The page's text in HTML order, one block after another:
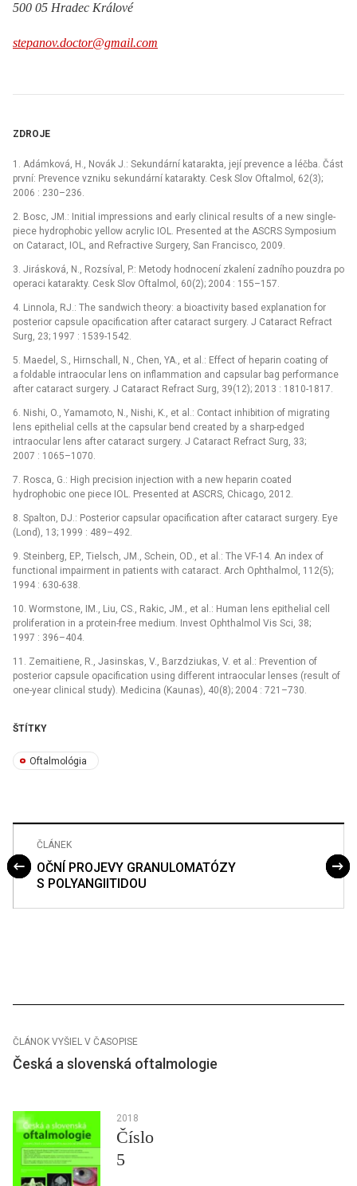
500 05 Hradec Králové
stepanov.doctor@gmail.com
ZDROJE
1. Adámková, H., Novák J.: Sekundární katarakta, její prevence a léčba. Část
první: Prevence vzniku sekundární katarakty. Cesk Slov Oftalmol, 62(3);
2006 : 230–236.
2. Bosc, JM.: Initial impressions and early clinical results of a new single-
piece hydrophobic yellow acrylic IOL. Presented at the ASCRS Symposium
on Cataract, IOL, and Refractive Surgery, San Francisco, 2009.
3. Jirásková, N., Rozsíval, P.: Metody hodnocení zkalení zadního pouzdra po
operaci katarakty. Cesk Slov Oftalmol, 60(2); 2004 : 155–157.
4. Linnola, RJ.: The sandwich theory: a bioactivity based explanation for
posterior capsule opacification after cataract surgery. J Cataract Refract
Surg, 23; 1997 : 1539-1542.
5. Maedel, S., Hirnschall, N., Chen, YA., et al.: Effect of heparin coating of
a foldable intraocular lens on inflammation and capsular bag performance
after cataract surgery. J Cataract Refract Surg, 39(12); 2013 : 1810-1817.
6. Nishi, O., Yamamoto, N., Nishi, K., et al.: Contact inhibition of migrating
lens epithelial cells at the capsular bend created by a sharp-edged
intraocular lens after cataract surgery. J Cataract Refract Surg, 33;
2007 : 1065–1070.
7. Rosca, G.: High precision injection with a new heparin coated
hydrophobic one piece IOL. Presented at ASCRS, Chicago, 2012.
8. Spalton, DJ.: Posterior capsular opacification after cataract surgery. Eye
(Lond), 13; 1999 : 489–492.
9. Steinberg, EP., Tielsch, JM., Schein, OD., et al.: The VF-14. An index of
functional impairment in patients with cataract. Arch Ophthalmol, 112(5);
1994 : 630-638.
10. Wormstone, IM., Liu, CS., Rakic, JM., et al.: Human lens epithelial cell
proliferation in a protein-free medium. Invest Ophthalmol Vis Sci, 38;
1997 : 396–404.
11. Zemaitiene, R., Jasinskas, V., Barzdziukas, V. et al.: Prevention of
posterior capsule opacification using different intraocular lenses (result of
one-year clinical study). Medicina (Kaunas), 40(8); 2004 : 721–730.
ŠTÍTKY
Oftalmológia
ČLÁNEK
OČNÍ PROJEVY GRANULOMATÓZY
S POLYANGIITIDOU
ČLÁNOK VYŠIEL V ČASOPISE
Česká a slovenská oftalmologie
2018
Číslo
5